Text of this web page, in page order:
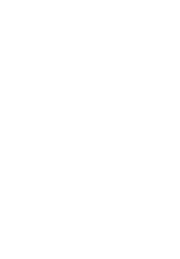
Makmur Nila…
Hu…
Beroperasi …